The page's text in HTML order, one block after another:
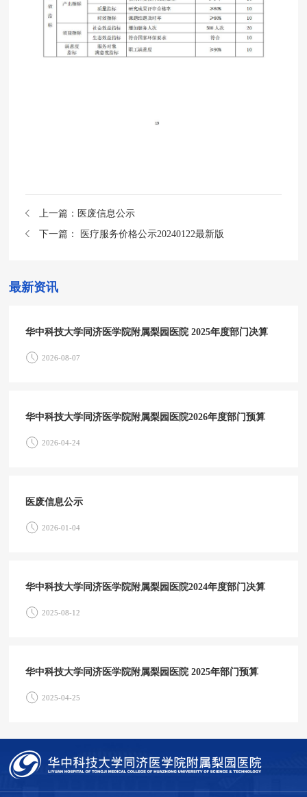
上一篇： 医废信息公示
医疗服务价格公示20240122最新版
下一篇：
最新资讯
华中科技大学同济医学院附属梨园医院 2025年度部门决算
2026-08-07
华中科技大学同济医学院附属梨园医院2026年度部门预算
2026-04-24
医废信息公示
2026-01-04
华中科技大学同济医学院附属梨园医院2024年度部门决算
2025-08-12
华中科技大学同济医学院附属梨园医院 2025年部门预算
2025-04-25